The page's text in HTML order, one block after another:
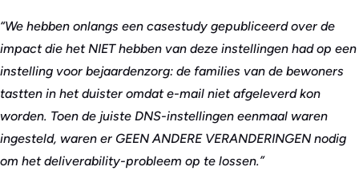
“We hebben onlangs een casestudy gepubliceerd over de
impact die het NIET hebben van deze instellingen had op een
instelling voor bejaardenzorg: de families van de bewoners
tastten in het duister omdat e-mail niet afgeleverd kon
worden. Toen de juiste DNS-instellingen eenmaal waren
ingesteld, waren er GEEN ANDERE VERANDERINGEN nodig
om het deliverability-probleem op te lossen.”